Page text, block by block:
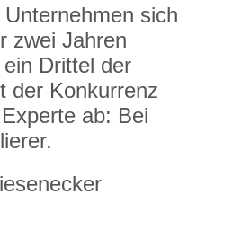
sich
zwei Jahren
Drittel der
der Konkurrenz
ab: Bei